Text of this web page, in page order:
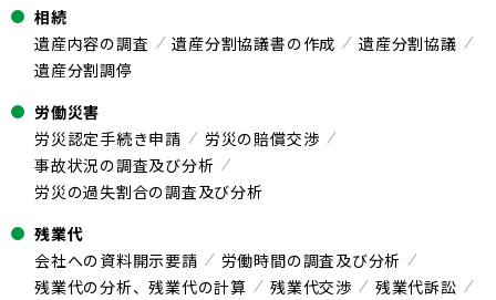
相続
遺産内容の調査
遺産分割協議書の作成
遺産分割協議
遺産分割調停
労働災害
労災認定手続き申請
労災の賠償交渉
事故状況の調査及び分析
労災の過失割合の調査及び分析
残業代
会社への資料開示要請
労働時間の調査及び分析
残業代の分析、残業代の計算
残業代交渉
残業代訴訟